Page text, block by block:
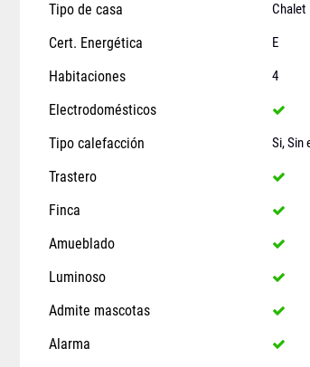
Tipo de casa Chalet
Cert. Energética E
Habitaciones 4
Electrodomésticos
Tipo calefacción
Si, Sin
Trastero
Finca
Amueblado
Luminoso
Admite mascotas
Alarma